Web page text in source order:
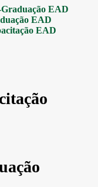
Graduação EAD
EAD
EAD